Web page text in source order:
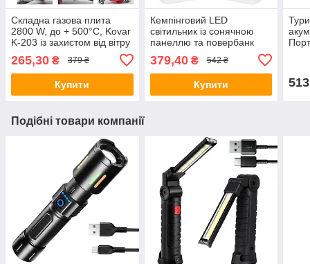
Складна газова плита
2800 W, до + 500°С, Kovar
K-203 із захистом від вітру
пальник
265,30 ₴ 379 ₴
Купити
Кемпінговий LED
світильник із сонячною
панеллю та повербанк
5000мАч, 169LED, до 10
год / Акумуляторний
ліхтар
379,40₴ 542 ₴
Купити
Подібні товари компанії